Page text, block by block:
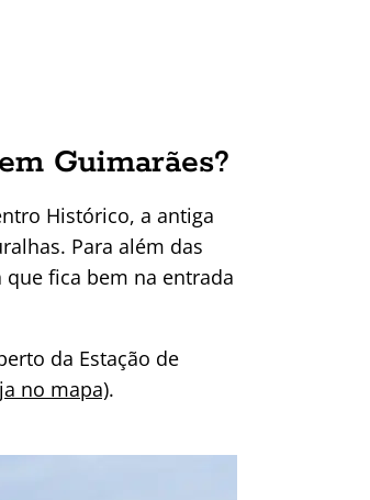
Guimarães?
Histórico, a antiga
Para além das
fica bem na entrada
da Estação de
no mapa).